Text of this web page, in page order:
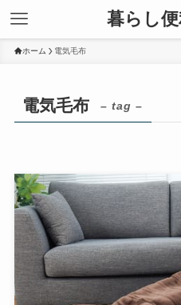
暮らし
ホーム 電気毛布
電気毛布 – tag –